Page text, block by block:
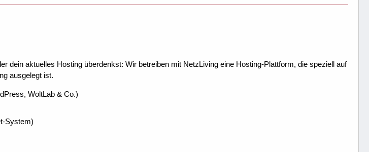
dein aktuelles Hosting überdenkst: Wir betreiben mit NetzLiving eine Hosting-Plattform, die speziell auf
ausgelegt ist.
WoltLab & Co.)
System)